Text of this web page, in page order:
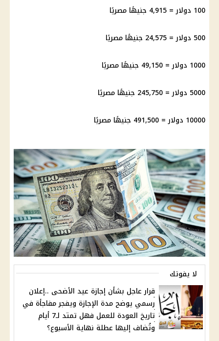
100 دولار = 4,915 جنيهًا مصريًا
500 دولار = 24,575 جنيهًا مصريًا
1000 دولار = 49,150 جنيهًا مصريًا
5000 دولار = 245,750 جنيهًا مصريًا
10000 دولار = 491,500 جنيهًا مصريًا
لا يفوتك
قرار عاجل بشأن إجازة عيد الأضحى ..إعلان
رسمي يوضح مدة الإجازة ويفجر مفاجأة في
تاريخ العودة للعمل فهل تمتد لـ7 أيام
وتُضاف إليها عطلة نهاية الأسبوع؟